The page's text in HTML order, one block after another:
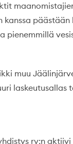
kanssa
pienemmillä
muu
laskeutusallas
ry:n aktiivi